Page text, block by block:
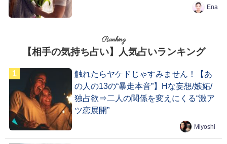
Ena
Ranking
【相手の気持ち占い】人気占いランキング
触れたらヤケドじゃすみません！【あ
の人の13の“暴走本音”】Hな妄想/嫉妬/
独占欲⇒二人の関係を変えにくる“激ア
ツ恋展開”
Miyoshi